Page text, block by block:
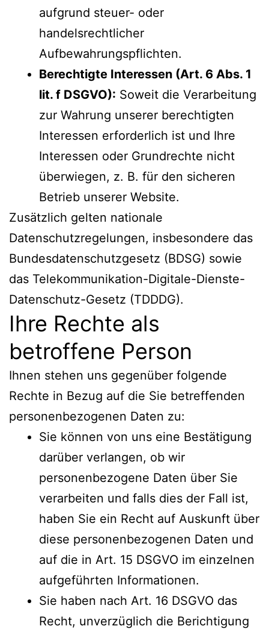
aufgrund steuer- oder
handelsrechtlicher
Aufbewahrungspflichten.
Berechtigte Interessen (Art. 6 Abs. 1
lit. f DSGVO): Soweit die Verarbeitung
zur Wahrung unserer berechtigten
Interessen erforderlich ist und Ihre
Interessen oder Grundrechte nicht
überwiegen, z. B. für den sicheren
Betrieb unserer Website.
Zusätzlich gelten nationale
Datenschutzregelungen, insbesondere das
Bundesdatenschutzgesetz (BDSG) sowie
das Telekommunikation-Digitale-Dienste-
Datenschutz-Gesetz (TDDDG).
Ihre Rechte als
betroffene Person
Ihnen stehen uns gegenüber folgende
Rechte in Bezug auf die Sie betreffenden
personenbezogenen Daten zu:
Sie können von uns eine Bestätigung
darüber verlangen, ob wir
personenbezogene Daten über Sie
verarbeiten und falls dies der Fall ist,
haben Sie ein Recht auf Auskunft über
diese personenbezogenen Daten und
auf die in Art. 15 DSGVO im einzelnen
aufgeführten Informationen.
Sie haben nach Art. 16 DSGVO das
Recht, unverzüglich die Berichtigung